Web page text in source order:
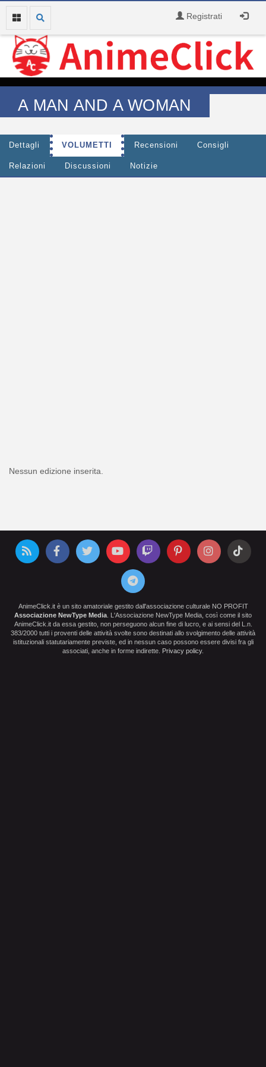
Registrati
A MAN AND A WOMAN
Dettagli VOLUMETTI Recensioni Consigli
Relazioni Discussioni Notizie
Nessun edizione inserita.
AnimeClick.it è un sito amatoriale gestito dall'associazione culturale NO PROFIT
Associazione NewType Media . L'Associazione NewType Media, così come il sito
AnimeClick.it da essa gestito, non perseguono alcun fine di lucro, e ai sensi del L.n.
383/2000 tutti i proventi delle attività svolte sono destinati allo svolgimento delle attività
istituzionali statutariamente previste, ed in nessun caso possono essere divisi fra gli
associati, anche in forme indirette. Privacy policy.